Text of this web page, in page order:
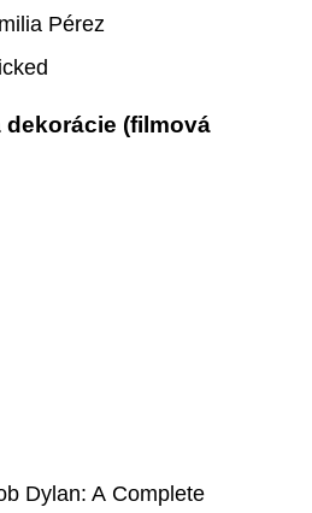
Pérez
dekorácie (filmová
Dylan: A Complete